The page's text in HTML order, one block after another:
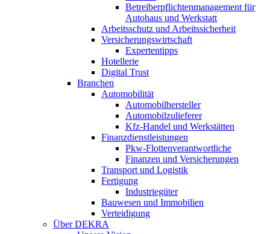
Betreiberpflichtenmanagement für
Autohaus und Werkstatt
Arbeitsschutz und Arbeitssicherheit
Versicherungswirtschaft
Expertentipps
Hotellerie
Digital Trust
Branchen
Automobilität
Automobilhersteller
Automobilzulieferer
Kfz-Handel und Werkstätten
Finanzdienstleistungen
Pkw‑Flottenverantwortliche
Finanzen und Versicherungen
Transport und Logistik
Fertigung
Industriegüter
Bauwesen und Immobilien
Verteidigung
Über DEKRA